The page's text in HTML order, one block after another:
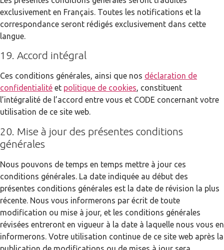
exclusivement en Français. Toutes les notifications et la
correspondance seront rédigés exclusivement dans cette
langue.
19. Accord intégral
Ces conditions générales, ainsi que nos déclaration de
confidentialité et politique de cookies, constituent
l’intégralité de l’accord entre vous et CODE concernant votre
utilisation de ce site web.
20. Mise à jour des présentes conditions
générales
Nous pouvons de temps en temps mettre à jour ces
conditions générales. La date indiquée au début des
présentes conditions générales est la date de révision la plus
récente. Nous vous informerons par écrit de toute
modification ou mise à jour, et les conditions générales
révisées entreront en vigueur à la date à laquelle nous vous en
informerons. Votre utilisation continue de ce site web après la